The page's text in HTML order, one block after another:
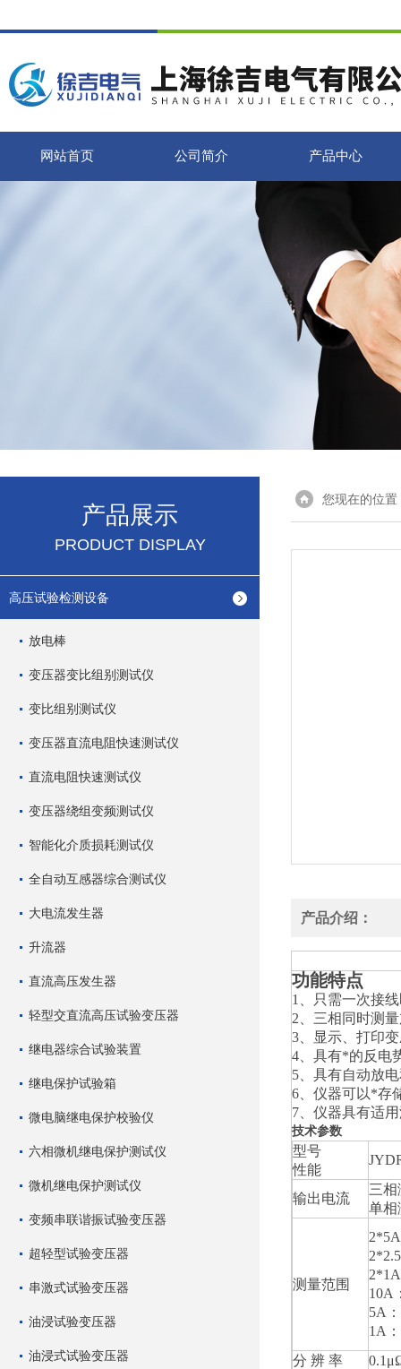
网站首页 公司简介 产品中心
产品展示
PRODUCT DISPLAY
高压试验检测设备
放电棒
变压器变比组别测试仪
变比组别测试仪
变压器直流电阻快速测试仪
直流电阻快速测试仪
变压器绕组变频测试仪
智能化介质损耗测试仪
全自动互感器综合测试仪
大电流发生器
升流器
直流高压发生器
轻型交直流高压试验变压器
继电器综合试验装置
继电保护试验箱
微电脑继电保护校验仪
六相微机继电保护测试仪
微机继电保护测试仪
变频串联谐振试验变压器
超轻型试验变压器
串激式试验变压器
油浸试验变压器
油浸式试验变压器
您现在的位置
产品介绍：
功能特点
1、只需一次接
2、三相同时测
3、显示、打印
4、具有*的反电
5、具有自动放
6、仪器可以*存
7、仪器具有适
技术参数
型号
性能
输出电流
三
单相
测量范围
10A
5A
1A
分 辨 率